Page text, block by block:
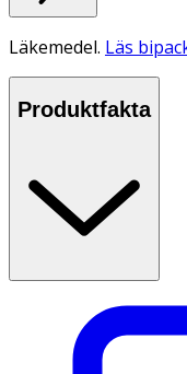
Läkemedel. Läs
Produktfakta